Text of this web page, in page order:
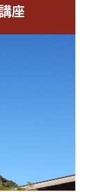
座